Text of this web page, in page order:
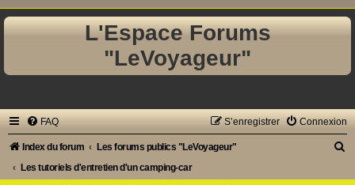
L'Espace Forums
"LeVoyageur"
FAQ Connexion
S’enregistrer
Index du forum
Les forums publics "LeVoyageur"
Les tutoriels d'entretien d'un camping-car